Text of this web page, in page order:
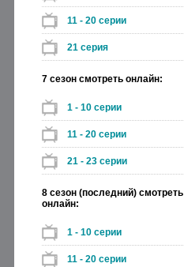
11 - 20 серии
21 серия
7 сезон смотреть онлайн:
1 - 10 серии
11 - 20 серии
21 - 23 серии
8 сезон (последний) смотреть
онлайн:
1 - 10 серии
11 - 20 серии